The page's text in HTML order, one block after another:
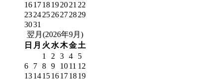
161718192021 22
23242526272829
3031
翌月(2026年9月)
日 月 火 水木金土
1
2 3 4
5
6
7 8 9 1011 12
13141516171819